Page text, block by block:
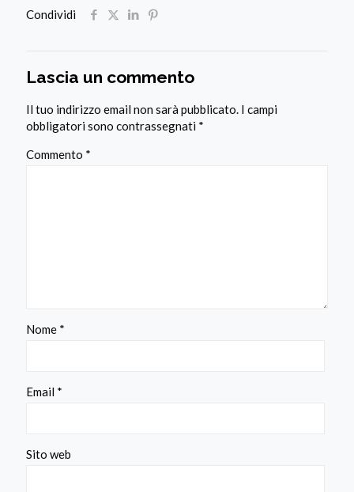
Condividi
Lascia un commento
Il tuo indirizzo email non sarà pubblicato. I campi
obbligatori sono contrassegnati *
Commento *
Nome *
Email *
Sito web